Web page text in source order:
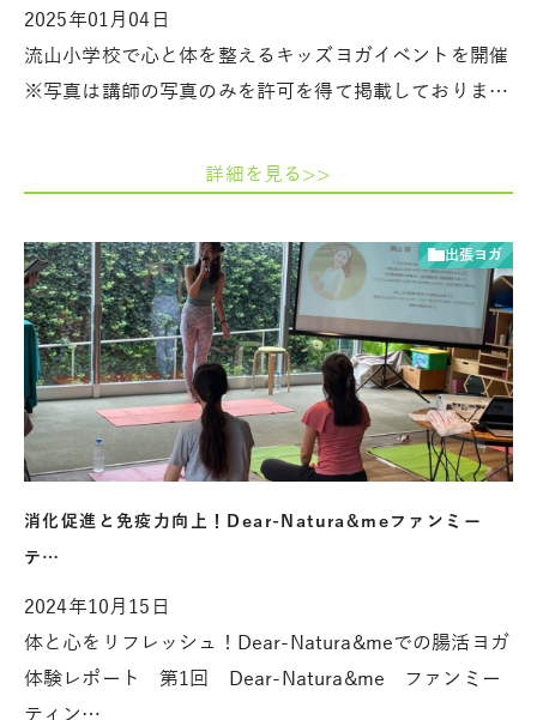
2025年01月04日
流山小学校で心と体を整えるキッズヨガイベントを開催
※写真は講師の写真のみを許可を得て掲載しておりま…
詳細を見る>>
出張ヨガ
消化促進と免疫力向上！Dear-Natura&meファンミー
テ…
2024年10月15日
体と心をリフレッシュ！Dear-Natura&meでの腸活ヨガ
体験レポート 第1回 Dear-Natura&me ファンミー
ティン…